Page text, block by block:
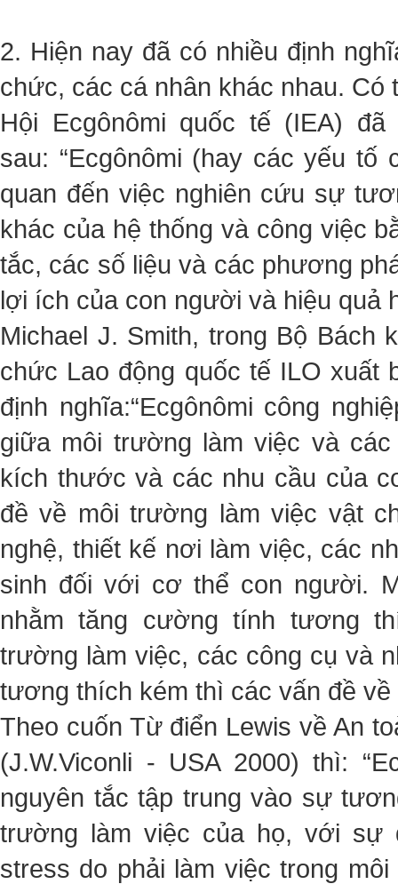
2. Hiện nay đã có nhiều định
chức, các cá nhân khác nhau.
Hội Ecgônômi quốc tế (IEA)
sau: “Ecgônômi (hay các yếu
quan đến việc nghiên cứu sự
khác của hệ thống và công việc
tắc, các số liệu và các phương
lợi ích của con người và hiệu quả
Michael J. Smith, trong Bộ Bách
chức Lao động quốc tế ILO xuất
định nghĩa:“Ecgônômi công
giữa môi trường làm việc và
kích thước và các nhu cầu của
đề về môi trường làm việc vật
nghệ, thiết kế nơi làm việc, các
sinh đối với cơ thể con người.
nhằm tăng cường tính tương
trường làm việc, các công cụ và
tương thích kém thì các vấn đề
Theo cuốn Từ điển Lewis về An
(J.W.Viconli - USA 2000) thì:
nguyên tắc tập trung vào sự
trường làm việc của họ, với sự
stress do phải làm việc trong